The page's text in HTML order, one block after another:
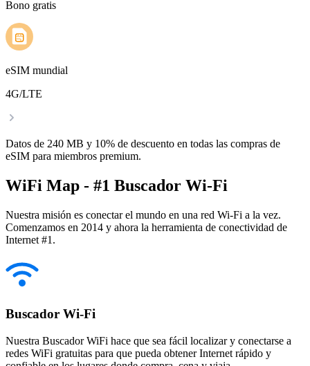
Bono gratis
eSIM mundial
4G/LTE
Datos de 240 MB y 10% de descuento en todas las compras de
eSIM para miembros premium.
WiFi Map - #1 Buscador Wi-Fi
Nuestra misión es conectar el mundo en una red Wi-Fi a la vez.
Comenzamos en 2014 y ahora la herramienta de conectividad de
Internet #1.
Buscador Wi-Fi
Nuestra Buscador WiFi hace que sea fácil localizar y conectarse a
redes WiFi gratuitas para que pueda obtener Internet rápido y